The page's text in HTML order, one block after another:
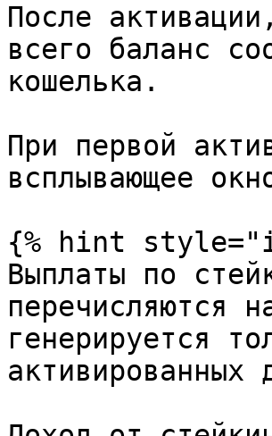
После
всего баланс
кошелька.
При первой
всплывающее
{% hint
Выплаты по
перечисляются
генерируется
активированных